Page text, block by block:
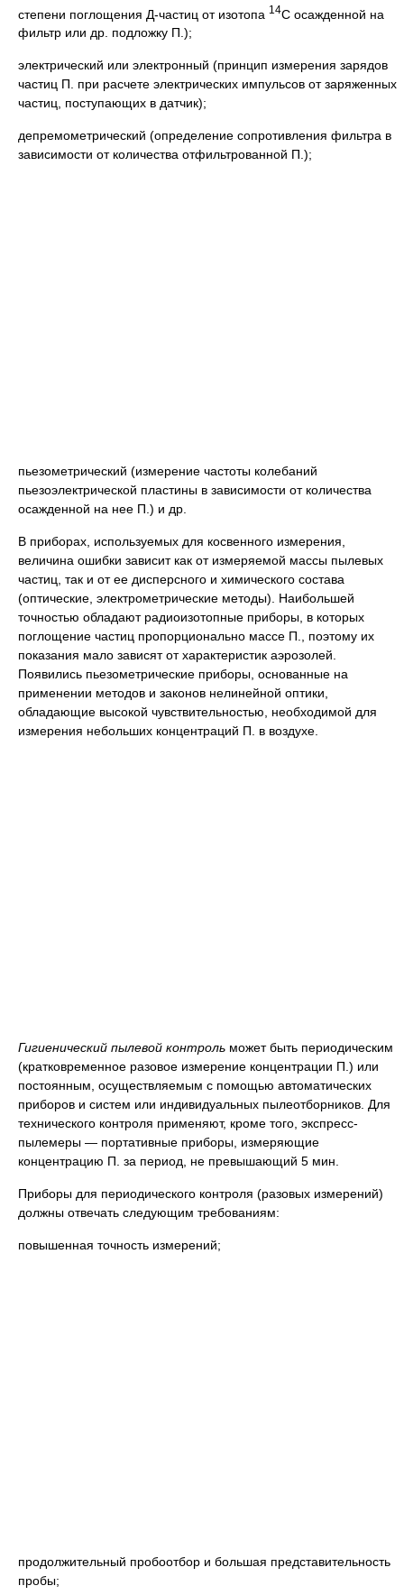
степени поглощения Д-частиц от изотопа 14С осажденной на
фильтр или др. подложку П.);
электрический или электронный (принцип измерения зарядов
частиц П. при расчете электрических импульсов от заряженных
частиц, поступающих в датчик);
депремометрический (определение сопротивления фильтра в
зависимости от количества отфильтрованной П.);
пьезометрический (измерение частоты колебаний
пьезоэлектрической пластины в зависимости от количества
осажденной на нее П.) и др.
В приборах, используемых для косвенного измерения,
величина ошибки зависит как от измеряемой массы пылевых
частиц, так и от ее дисперсного и химического состава
(оптические, электрометрические методы). Наибольшей
точностью обладают радиоизотопные приборы, в которых
поглощение частиц пропорционально массе П., поэтому их
показания мало зависят от характеристик аэрозолей.
Появились пьезометрические приборы, основанные на
применении методов и законов нелинейной оптики,
обладающие высокой чувствительностью, необходимой для
измерения небольших концентраций П. в воздухе.
Гигиенический пылевой контроль может быть периодическим
(кратковременное разовое измерение концентрации П.) или
постоянным, осуществляемым с помощью автоматических
приборов и систем или индивидуальных пылеотборников. Для
технического контроля применяют, кроме того, экспресс-
пылемеры — портативные приборы, измеряющие
концентрацию П. за период, не превышающий 5 мин.
Приборы для периодического контроля (разовых измерений)
должны отвечать следующим требованиям:
повышенная точность измерений;
продолжительный пробоотбор и большая представительность
пробы;